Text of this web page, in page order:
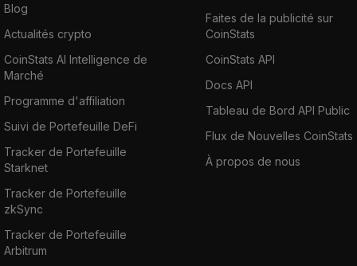
Blog
Actualités crypto
CoinStats AI Intelligence de
Marché
Programme d'affiliation
Suivi de Portefeuille DeFi
Tracker de Portefeuille
Starknet
Tracker de Portefeuille
zkSync
Tracker de Portefeuille
Arbitrum
Faites de la publicité sur
CoinStats
CoinStats API
Docs API
Tableau de Bord API Public
Flux de Nouvelles CoinStats
À propos de nous